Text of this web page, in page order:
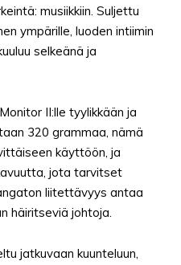
musiikkiin. Suljettu
ympärille, luoden intiimin
selkeänä ja
II:lle tyylikkään ja
320 grammaa, nämä
käyttöön, ja
jota tarvitset
liitettävyys antaa
häiritseviä johtoja.
jatkuvaan kuunteluun,